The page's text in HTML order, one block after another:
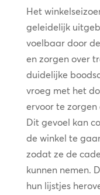
Het
geleidelijk
voelbaar door
en zorgen over
duidelijke
vroeg met het
ervoor te
Dit gevoel kan
de winkel te
zodat ze de
kunnen nemen.
hun lijstjes